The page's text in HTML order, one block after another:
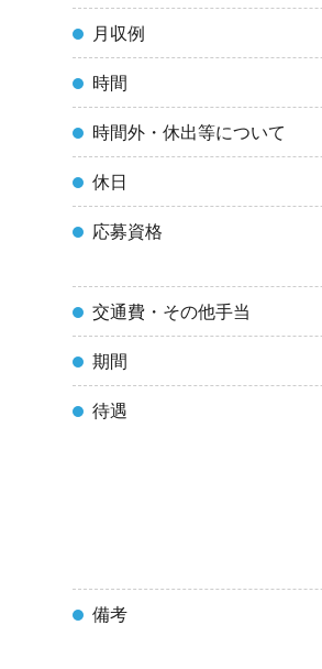
月収例
時間
時間外・休出等について
休日
応募資格
交通費・その他手当
期間
待遇
備考